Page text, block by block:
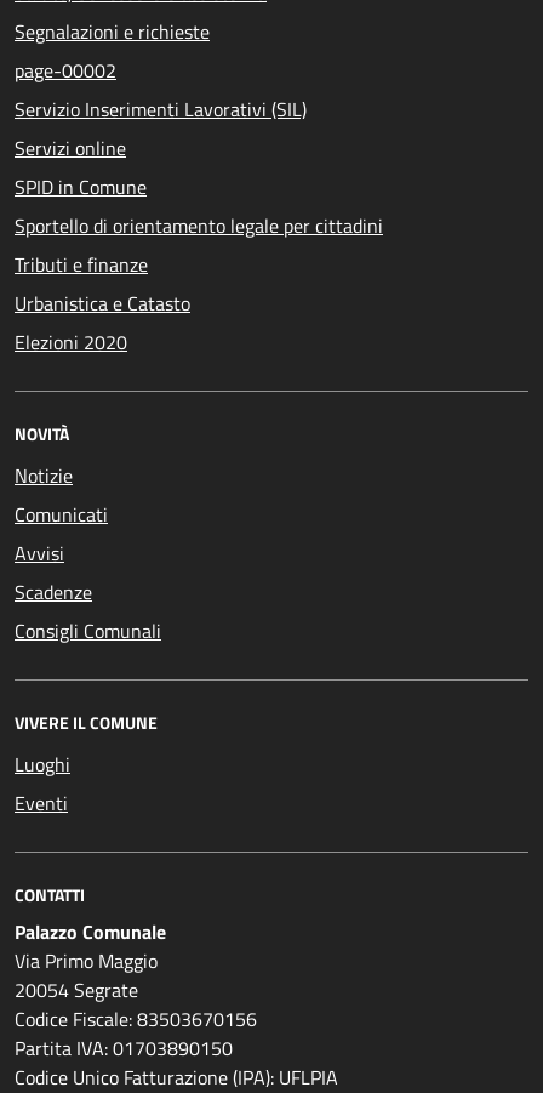
Segnalazioni e richieste
page-00002
Servizio Inserimenti Lavorativi (SIL)
Servizi online
SPID in Comune
Sportello di orientamento legale per cittadini
Tributi e finanze
Urbanistica e Catasto
Elezioni 2020
NOVITÀ
Notizie
Comunicati
Avvisi
Scadenze
Consigli Comunali
VIVERE IL COMUNE
Luoghi
Eventi
CONTATTI
Palazzo Comunale
Via Primo Maggio
20054 Segrate
Codice Fiscale: 83503670156
Partita IVA: 01703890150
Codice Unico Fatturazione (IPA): UFLPIA